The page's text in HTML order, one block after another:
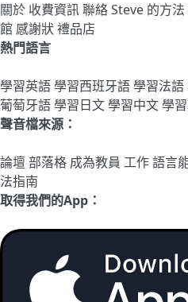
關於 收費資訊聯絡Steve 的方法
館 感謝狀禮品店
熱門語言
學習英語學習西班牙語學習法語
葡萄牙語學習日文學習中文學
聲音檔來源：
論壇部落格 成為教員 工作語言
法指南
取得我們的App：